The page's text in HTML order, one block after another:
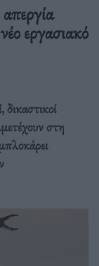
εργασιακό
δικαστικοί
στη